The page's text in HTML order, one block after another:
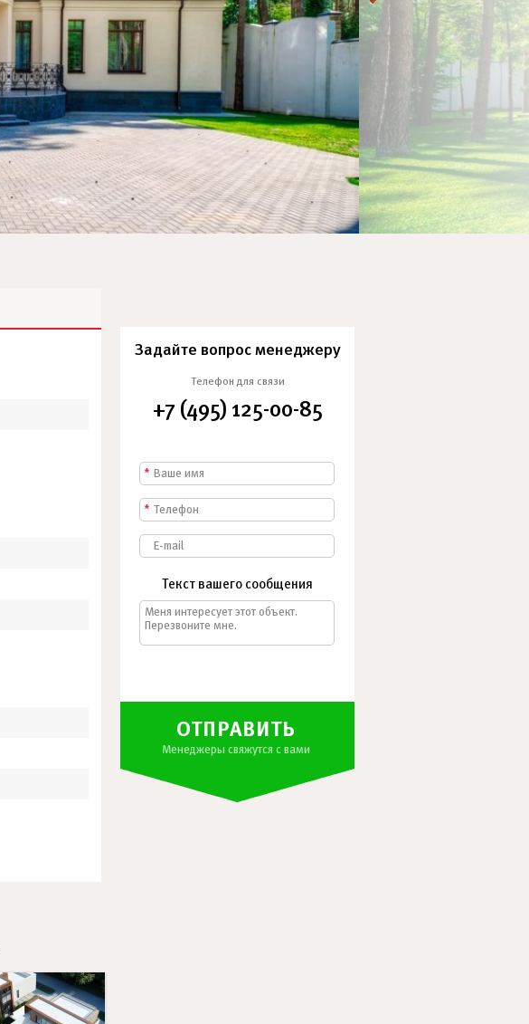
Задайте вопрос менеджеру
Телефон для связи
+7 (495) 125-00-85
*
*
Текст вашего сообщения
ОТПРАВИТЬ
Менеджеры свяжутся с вами